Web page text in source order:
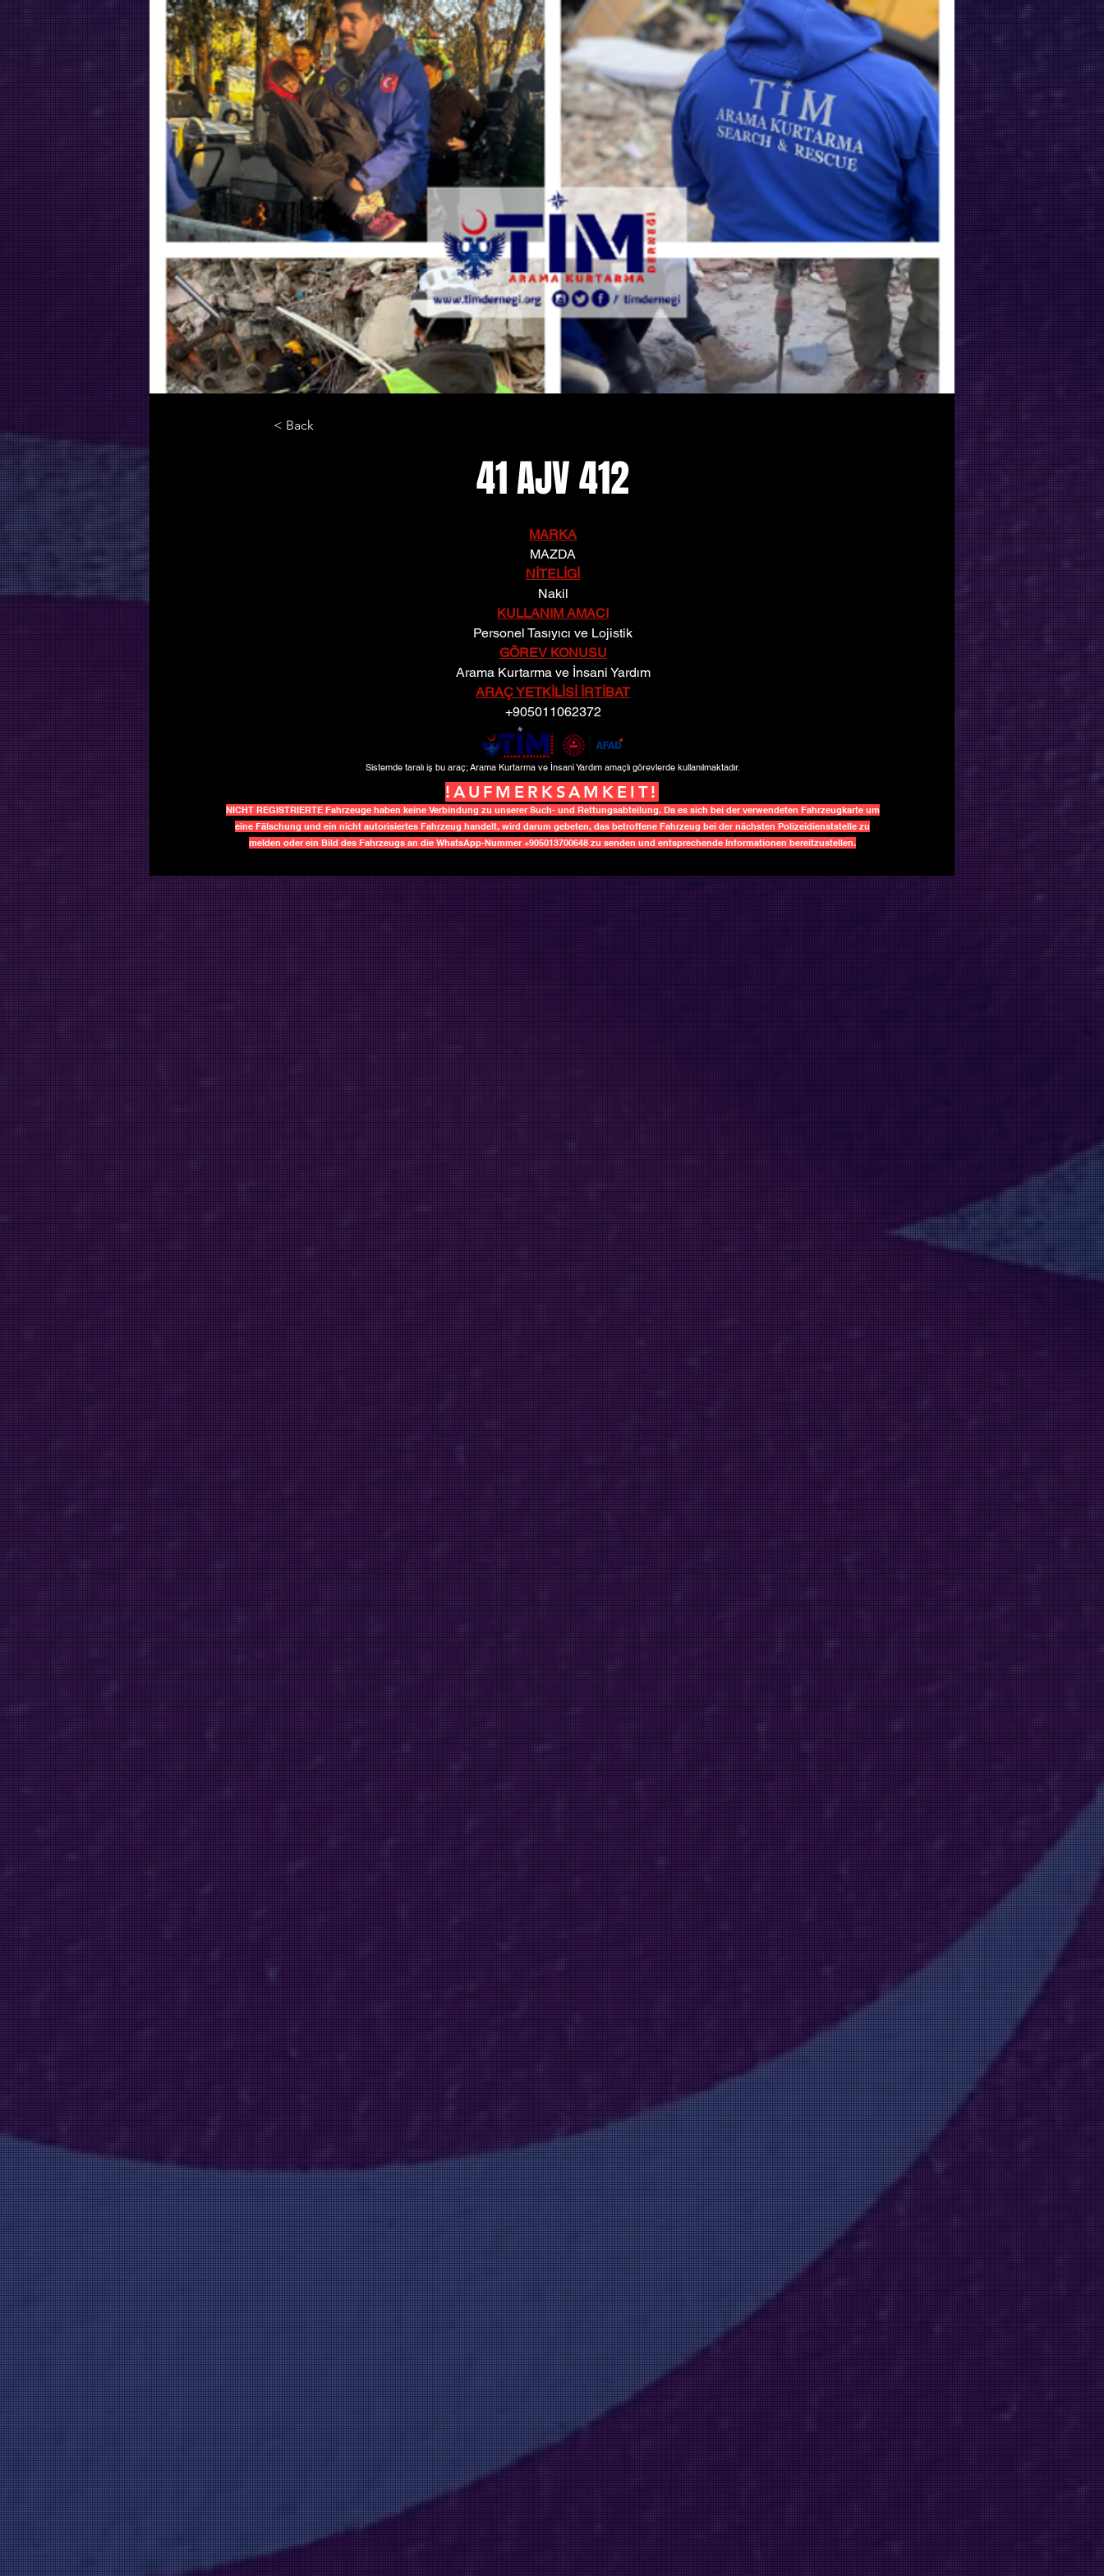
< Back
41 AJV 412
MARKA
MAZDA
NİTELİGİ
Nakil
KULLANIM AMACI
Personel Tasıyıcı ve Lojistik
GÖREV KONUSU
Arama Kurtarma ve İnsani Yardım
ARAÇ YETKİLİSİ İRTİBAT
+905011062372
Sistemde taralı iş bu araç; Arama Kurtarma ve İnsani Yardım amaçlı görevlerde kullanılmaktadır.
!AUFMERKSAMKEIT!
NICHT REGISTRIERTE Fahrzeuge haben keine Verbindung zu unserer Such- und Rettungsabteilung. Da es sich bei der verwendeten Fahrzeugkarte um
eine Fälschung und ein nicht autorisiertes Fahrzeug handelt, wird darum gebeten, das betroffene Fahrzeug bei der nächsten Polizeidienststelle zu
melden oder ein Bild des Fahrzeugs an die WhatsApp-Nummer +905013700648 zu senden und entsprechende Informationen bereitzustellen.